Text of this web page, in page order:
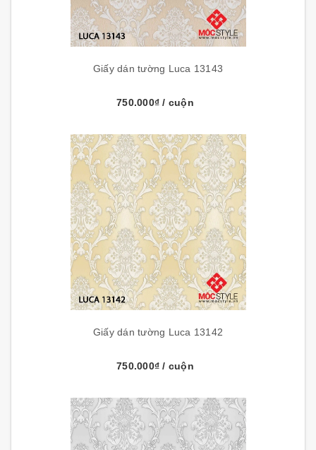
Giấy dán tường Luca 13143
750.000₫/ cuộn
Giấy dán tường Luca 13142
750.000₫/ cuộn